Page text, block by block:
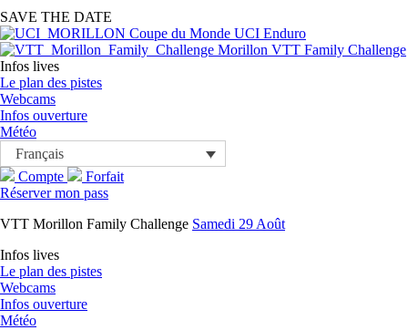
SAVE THE DATE
Coupe du Monde UCI Enduro
Morillon VTT Family Challenge
Infos lives
Le plan des pistes
Webcams
Infos ouverture
Météo
Français
Compte
Forfait
Réserver mon pass
VTT Morillon Family Challenge Samedi 29 Août
Infos lives
Le plan des pistes
Webcams
Infos ouverture
Météo